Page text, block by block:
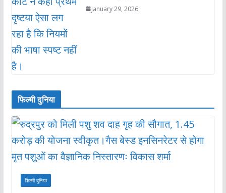
January 29, 2026
फिल्मी दुनिया
फिल्मी दुनिया